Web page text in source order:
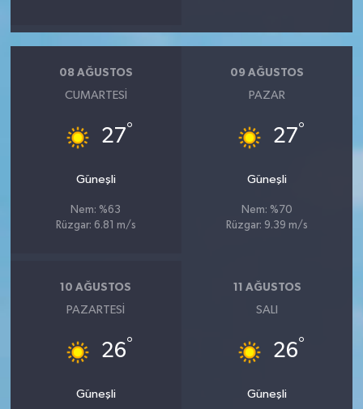
08 AĞUSTOS
CUMARTESI
27°
Güneşli
Nem: %63
Rüzgar: 6.81 m/s
09 AĞUSTOS
PAZAR
27°
Güneşli
Nem: %70
Rüzgar: 9.39 m/s
10 AĞUSTOS
PAZARTESI
26°
Güneşli
11 AĞUSTOS
SALI
26°
Güneşli